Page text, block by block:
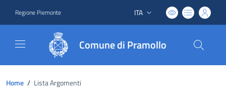
Regione Piemonte Lingua attiva:
ITA
Comune di Pramollo
Home / Lista Argomenti